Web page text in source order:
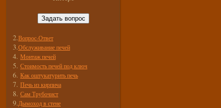
Задать вопрос
2.Вопрос-Ответ
3.Обслуживание печей
4. Монтаж печей
5. Стоимость печей под ключ
6. Как оштукатурить печь
7. Печь из кирпича
8. Сам Трубочист
9.Дымоход в стене